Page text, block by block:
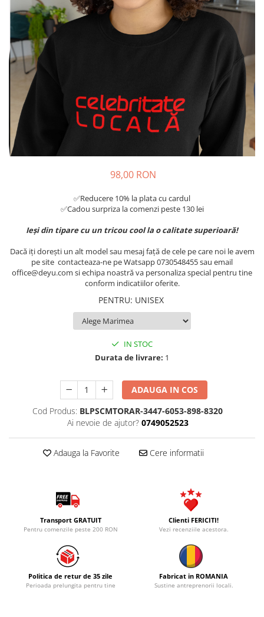
Tricouri Diverse
Tricouri Azi esti Tanar si maine...
Tricouri Motivationale
Tricouri Mamici
Tricouri Pensionari
Tricouri Animalute
Tricouri Stari
Tricouri Gameri
Tricouri Mesaje Virale
Tricouri Copii
98,00 RON
✅Reducere 10% la plata cu cardul
✅Cadou surpriza la comenzi peste 130 lei
Ieși din tipare cu un tricou cool la o calitate superioară!
Dacă iți dorești un alt model sau mesaj față de cele pe care noi le avem
pe site contacteaza-ne pe Watsapp 0730548455 sau email
office@deyu.com si echipa noastră va personaliza special pentru tine
conform indicatiilor oferite.
PENTRU: UNISEX
IN STOC
Durata de livrare: 1
ADAUGA IN COS
Cod Produs: BLPSCMTORAR-3447-6053-898-8320
Ai nevoie de ajutor? 0749052523
Adauga la Favorite Cere informatii
Transport GRATUIT
Pentru comenzile peste 200 RON
Clienti FERICITI!
Vezi recenziile acestora.
Politica de retur de 35 zile
Perioada prelungita pentru tine
Fabricat in ROMANIA
Sustine antreprenorii locali.